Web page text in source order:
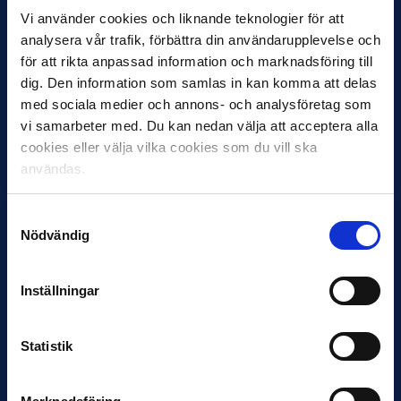
Vi använder cookies och liknande teknologier för att
analysera vår trafik, förbättra din användarupplevelse och
för att rikta anpassad information och marknadsföring till
dig. Den information som samlas in kan komma att delas
med sociala medier och annons- och analysföretag som
vi samarbeter med. Du kan nedan välja att acceptera alla
cookies eller välja vilka cookies som du vill ska
användas.
Nödvändig
Inställningar
Statistik
12 JUNI
Favorit i repris för Sirius i maj
Samma vinnare som i…
11 JUNI
och Superettan